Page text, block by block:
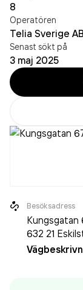
8
Operatören
Telia Sverige AB
Senast sökt på
3 maj 2025
Besöksadress
Kungsgatan
632 21